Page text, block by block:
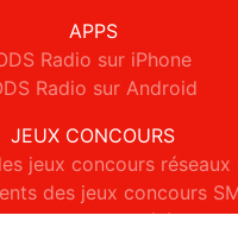
APPS
Radio sur iPhone
Radio sur Android
JEUX CONCOURS
jeux concours réseaux
des jeux concours
jeux concours téléphone